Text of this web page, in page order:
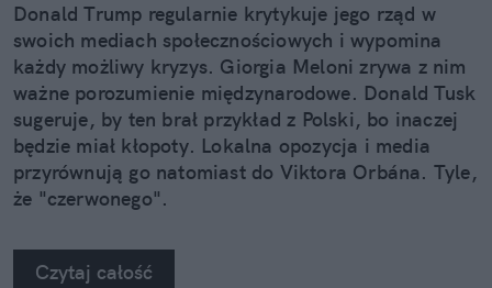
Donald Trump regularnie krytykuje jego rząd w
swoich mediach społecznościowych i wypomina
każdy możliwy kryzys. Giorgia Meloni zrywa z nim
ważne porozumienie międzynarodowe. Donald Tusk
sugeruje, by ten brał przykład z Polski, bo inaczej
będzie miał kłopoty. Lokalna opozycja i media
przyrównują go natomiast do Viktora Orbána. Tyle,
że "czerwonego".
Czytaj całość